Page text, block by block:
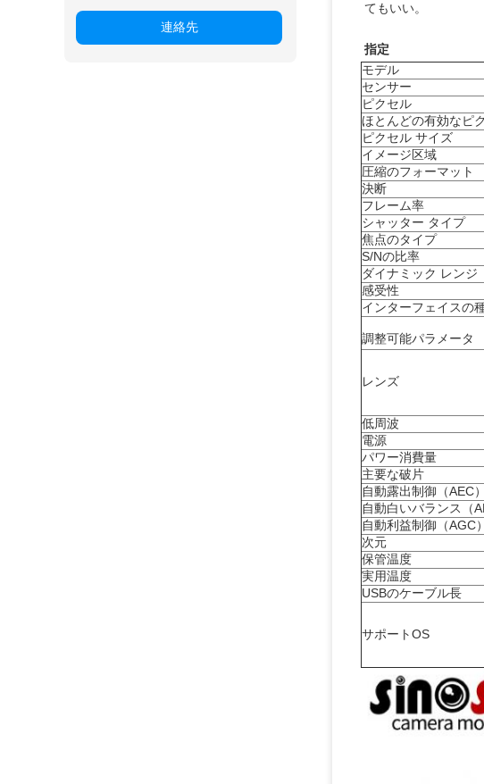
連絡先
てもいい。
指定
モデル
センサー
ピクセル
ほとんどの有効なピ
ピクセル サイズ
イメージ区域
圧縮のフォーマット
決断
フレーム率
シャッター タイプ
焦点のタイプ
S/Nの比率
ダイナミック レンジ
感受性
インターフェイスの
調整可能パラメータ
レンズ
低周波
電源
パワー消費量
主要な破片
自動露出制御（AEC）
自動白いバランス（
自動利益制御（AGC）
次元
保管温度
実用温度
USBのケーブル長
サポートOS